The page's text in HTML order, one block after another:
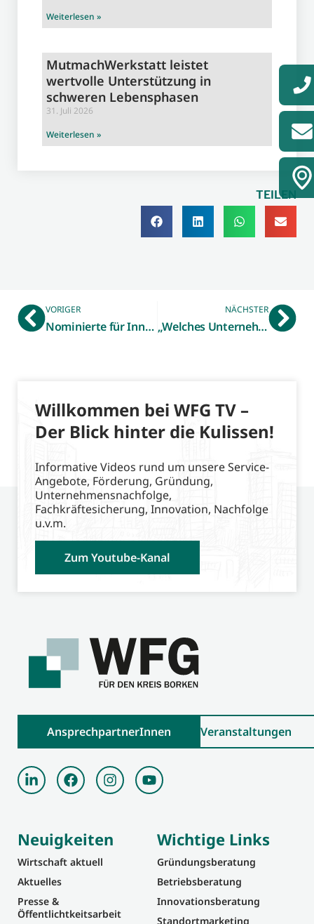
Weiterlesen »
MutmachWerkstatt leistet
wertvolle Unterstützung in
schweren Lebensphasen
31. Juli 2026
Weiterlesen »
TEILEN
VORIGER
Nominierte für Innovationspreis Münsterland stehen fest: 15 Unternehmen aus 95 Bewerbungen – 3 nominierte Unternehmen aus dem Kreis Borken
NÄCHSTER
„Welches Unternehmen soll gewinnen?“ Publikumsvoting beim Gründungspreis Westmünsterland gestartet
Willkommen bei WFG TV –
Der Blick hinter die Kulissen!
Informative Videos rund um unsere Service-
Angebote, Förderung, Gründung,
Unternehmensnachfolge,
Fachkräftesicherung, Innovation, Nachfolge
u.v.m.
Zum Youtube-Kanal
AnsprechpartnerInnen Veranstaltungen
Neuigkeiten
Wirtschaft aktuell
Aktuelles
Presse &
Öffentlichtkeitsarbeit
Wichtige Links
Gründungsberatung
Betriebsberatung
Innovationsberatung
Standortmarketing